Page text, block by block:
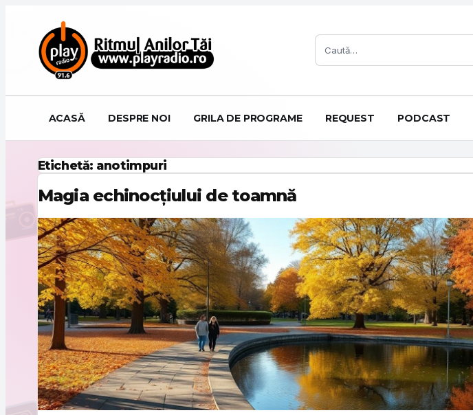
Caută:
ACASĂ DESPRE NOI GRILA DE PROGRAME REQUEST PODCAST
Etichetă: anotimpuri
Magia echinocțiului de toamnă